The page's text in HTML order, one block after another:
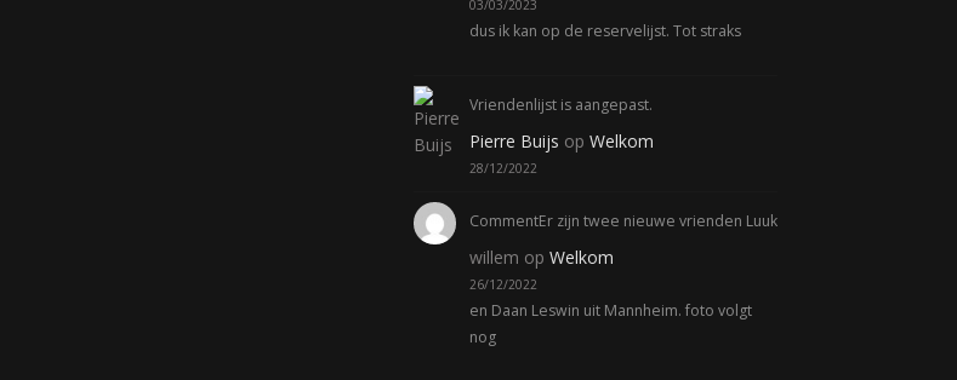
03/03/2023
dus ik kan op de reservelijst. Tot straks
Pierre Buijs op Welkom
28/12/2022
Vriendenlijst is aangepast.
willem op Welkom
26/12/2022
CommentEr zijn twee nieuwe vrienden Luuk
en Daan Leswin uit Mannheim. foto volgt
nog